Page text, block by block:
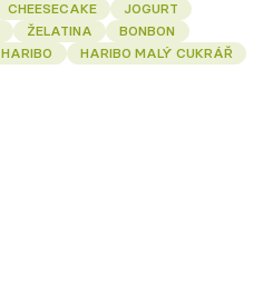
CHEESECAKE
JOGURT
ŽELATINA
BONBON
HARIBO HARIBO MALÝ CUKRÁŘ